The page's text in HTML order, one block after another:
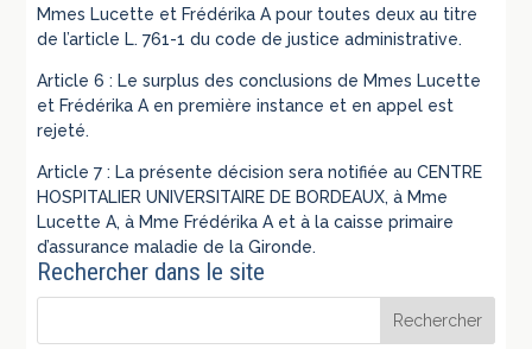
Mmes Lucette et Frédérika A pour toutes deux au titre
de l’article L. 761-1 du code de justice administrative.
Article 6 : Le surplus des conclusions de Mmes Lucette
et Frédérika A en première instance et en appel est
rejeté.
Article 7 : La présente décision sera notifiée au CENTRE
HOSPITALIER UNIVERSITAIRE DE BORDEAUX, à Mme
Lucette A, à Mme Frédérika A et à la caisse primaire
d’assurance maladie de la Gironde.
Rechercher dans le site